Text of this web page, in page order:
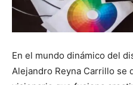
En el mundo dinámico del
Alejandro Reyna Carrillo se